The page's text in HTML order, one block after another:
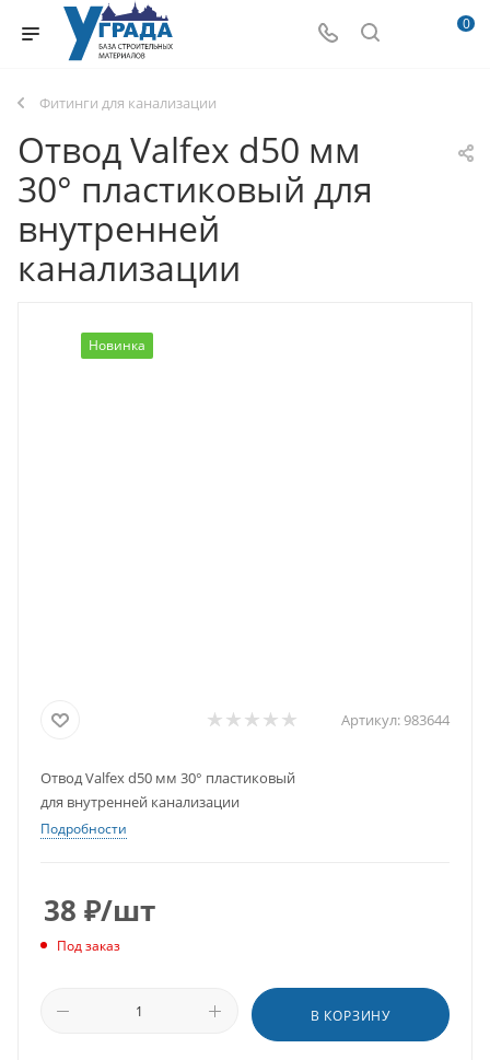
0
Фитинги для канализации
Отвод Valfex d50 мм
30° пластиковый для
внутренней
канализации
Новинка
Артикул:983644
Отвод Valfex d50 мм 30° пластиковый
для внутренней канализации
Подробности
38 ₽/шт
Под заказ
В КОРЗИНУ